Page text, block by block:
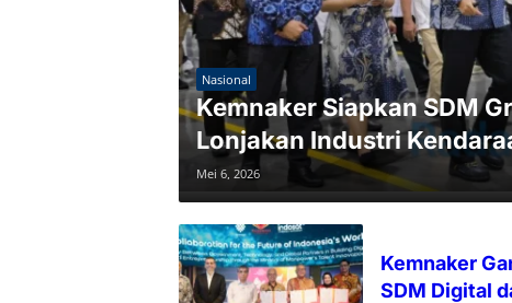
Nasional
Kemnaker Siapkan SDM
Lonjakan Industri
Mei 6, 2026
Kemnaker
SDM Digital